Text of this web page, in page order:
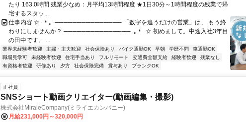
たり 163.0時間 残業少なめ：月平均13時間程度 ★1日30分～1時間程度の残業で帰
宅するスタッ...
仕事内容 ☆･＊｡･─────────────── 「数字を追うだけの営業」は、 もう終
わりにしませんか？ ───────────────･｡＊･☆ 初めまして。中途入社3年目
の田中です。 ...
業界未経験者歓迎 主婦・主夫歓迎 社会保険あり バイク通勤OK 早朝 学歴不問
車通勤OK
職場見学可
未経験者歓迎 住宅手当あり フルリモート 交通費全額支給 経験者歓迎
残業なし
有資格者歓迎
研修あり 夕方 社会保険完備 賞与あり ブランクOK
正社員
SNSショート動画クリエイター(動画編集・撮影)
株式会社MiraieCompany(ミライエカンパニー)
月給231,000円～320,000円